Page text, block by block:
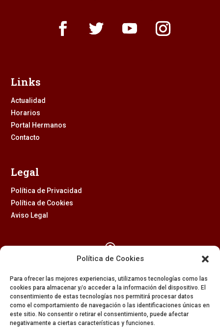
Política de Cookies
Para ofrecer las mejores experiencias, utilizamos tecnologías como las
cookies para almacenar y/o acceder a la información del dispositivo. El
consentimiento de estas tecnologías nos permitirá procesar datos
como el comportamiento de navegación o las identificaciones únicas en
este sitio. No consentir o retirar el consentimiento, puede afectar
negativamente a ciertas características y funciones.
Links
Actualidad
Horarios
Portal Hermanos
Contacto
Legal
Política de Privacidad
Política de Cookies
Aviso Legal

954 229 437

608 84 84 82